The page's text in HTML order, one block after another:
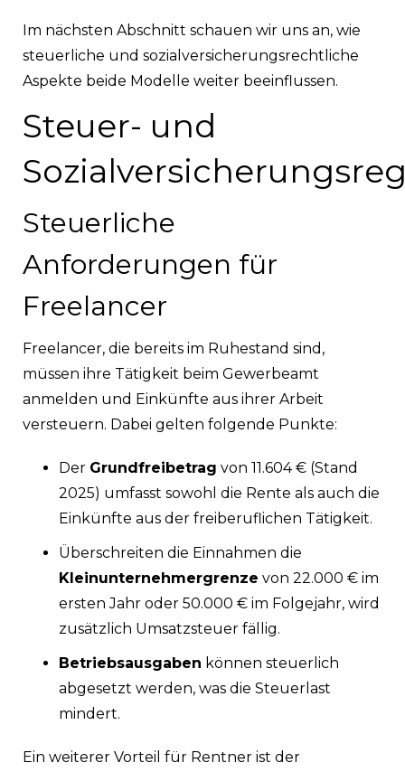
Im nächsten Abschnitt schauen wir uns an, wie
steuerliche und sozialversicherungsrechtliche
Aspekte beide Modelle weiter beeinflussen.
Steuer- und
Steuerliche
Anforderungen für
Freelancer
Freelancer, die bereits im Ruhestand sind,
müssen ihre Tätigkeit beim Gewerbeamt
anmelden und Einkünfte aus ihrer Arbeit
versteuern. Dabei gelten folgende Punkte:
Der Grundfreibetrag von 11.604 € (Stand
2025) umfasst sowohl die Rente als auch die
Einkünfte aus der freiberuflichen Tätigkeit.
Überschreiten die Einnahmen die
Kleinunternehmergrenze von 22.000 € im
ersten Jahr oder 50.000 € im Folgejahr, wird
zusätzlich Umsatzsteuer fällig.
Betriebsausgaben können steuerlich
abgesetzt werden, was die Steuerlast
mindert.
Ein weiterer Vorteil für Rentner ist der